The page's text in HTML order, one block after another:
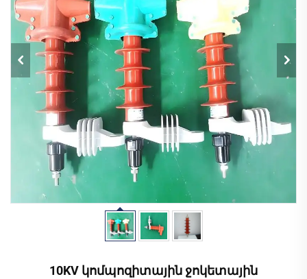
10KV կոմպոզիտային ջոկետային